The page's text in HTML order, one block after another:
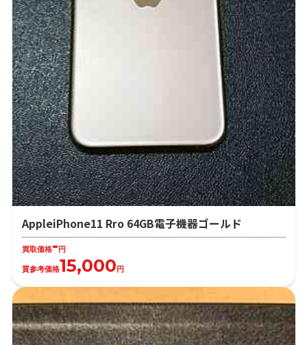
AppleiPhone11 Rro 64GB電子機器ゴールド
買取価格- 円
質参考価格15,000 円